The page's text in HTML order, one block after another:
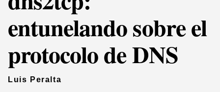
entunelando sobre el
protocolo de DNS
Luis Peralta